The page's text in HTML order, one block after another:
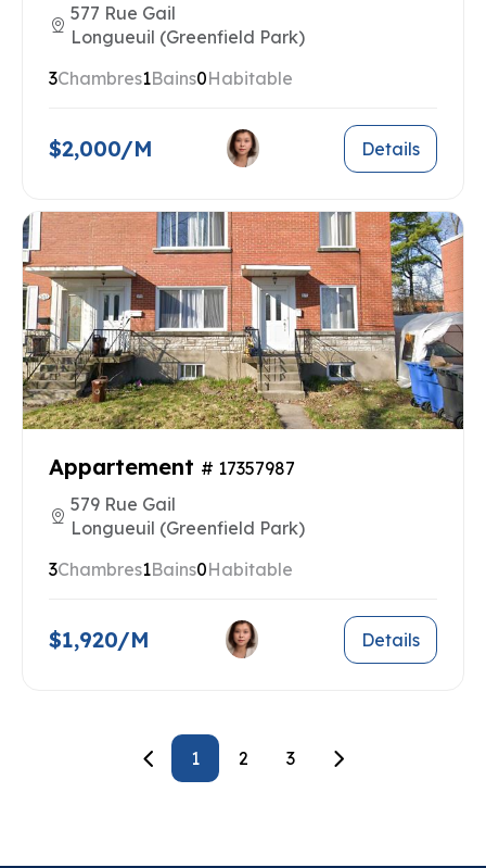
577 Rue Gail
Longueuil (Greenfield Park)
3Chambres1Bains0Habitable
$2,000/M Details
Appartement # 17357987
579 Rue Gail
Longueuil (Greenfield Park)
3Chambres1Bains0Habitable
$1,920/M Details
1 2 3